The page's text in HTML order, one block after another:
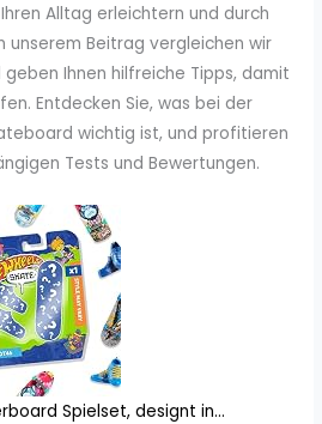
Alltag erleichtern und durch
unserem Beitrag vergleichen wir
Ihnen hilfreiche Tipps, damit
Entdecken Sie, was bei der
wichtig ist, und profitieren
Tests und Bewertungen.
Spielset, designt in...